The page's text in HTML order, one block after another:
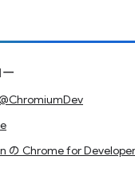
の Chrome for